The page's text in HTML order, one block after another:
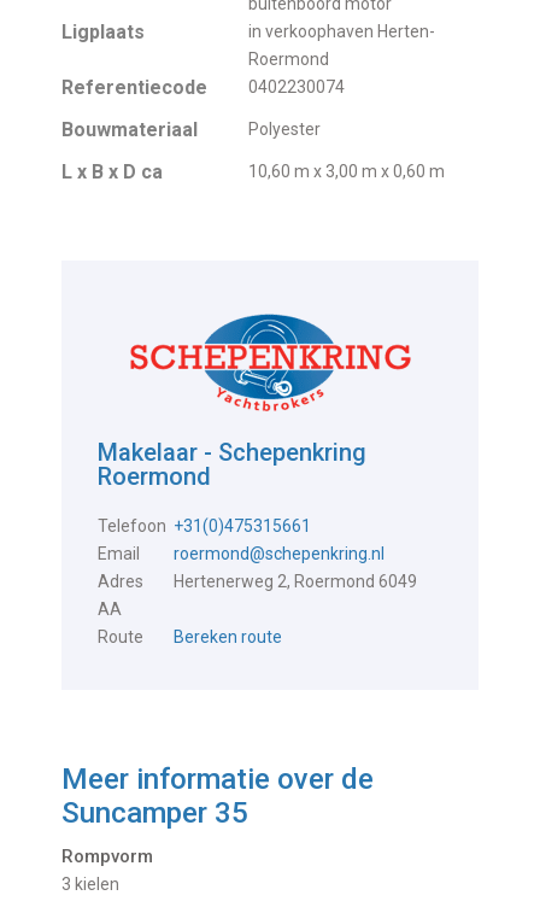
Ligplaats
in verkoophaven Herten-
Roermond
Referentiecode 0402230074
Bouwmateriaal Polyester
L x B x D ca 10,60 m x 3,00 m x 0,60 m
Makelaar - Schepenkring
Roermond
Telefoon +31(0)475315661
Email
roermond@schepenkring.nl
Adres
Hertenerweg 2, Roermond 6049
AA
Route
Bereken route
Meer informatie over de
Suncamper 35
Rompvorm
3 kielen